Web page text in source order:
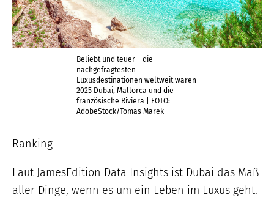
Beliebt und teuer – die
nachgefragtesten
Luxusdestinationen weltweit waren
2025 Dubai, Mallorca und die
französische Riviera | FOTO:
AdobeStock/Tomas Marek
Ranking
Laut JamesEdition Data Insights ist Dubai das Maß
aller Dinge, wenn es um ein Leben im Luxus geht.